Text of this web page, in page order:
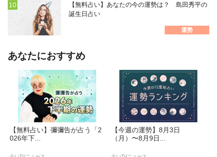
【無料占い】あなたの今の運勢は？ 島田秀平の
誕生日占い
運勢
あなたにおすすめ
【無料占い】彌彌告が占う「2
026年下...
【今週の運勢】8月3日
（月）〜8月9日...